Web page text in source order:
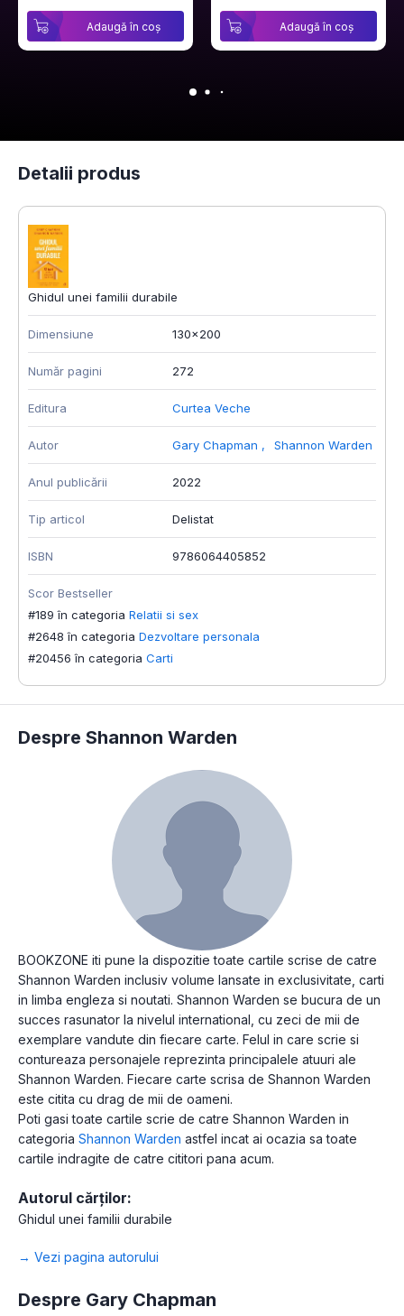
Adaugă în coș Adaugă în coș
Detalii produs
Ghidul unei familii durabile
Dimensiune 130x200
Număr pagini 272
Editura Curtea Veche
Autor Gary Chapman , Shannon Warden
Anul publicării 2022
Tip articol Delistat
ISBN 9786064405852
Scor Bestseller
#189 în categoria Relatii si sex
#2648 în categoria Dezvoltare personala
#20456 în categoria Carti
Despre Shannon Warden
BOOKZONE iti pune la dispozitie toate cartile scrise de catre
Shannon Warden inclusiv volume lansate in exclusivitate, carti
in limba engleza si noutati. Shannon Warden se bucura de un
succes rasunator la nivelul international, cu zeci de mii de
exemplare vandute din fiecare carte. Felul in care scrie si
contureaza personajele reprezinta principalele atuuri ale
Shannon Warden. Fiecare carte scrisa de Shannon Warden
este citita cu drag de mii de oameni.
Poti gasi toate cartile scrie de catre Shannon Warden in
categoria Shannon Warden astfel incat ai ocazia sa toate
cartile indragite de catre cititori pana acum.
Autorul cărților:
Ghidul unei familii durabile
→ Vezi pagina autorului
Despre Gary Chapman